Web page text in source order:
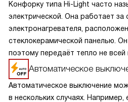
Конфорку типа Hi-Light часто
электрической. Она работает за
электронагревателя,
стеклокерамической панелью.
поэтому передаёт тепло не всей
а старается его удержать в
КПД подобных приборов
а сама стеклокерамика
Автоматическое
Автоматическое выключение
в нескольких случаях. Например,